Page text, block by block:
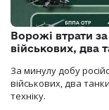
Ворожі втрати
військових, два
За минулу добу
військових, два
техніку.